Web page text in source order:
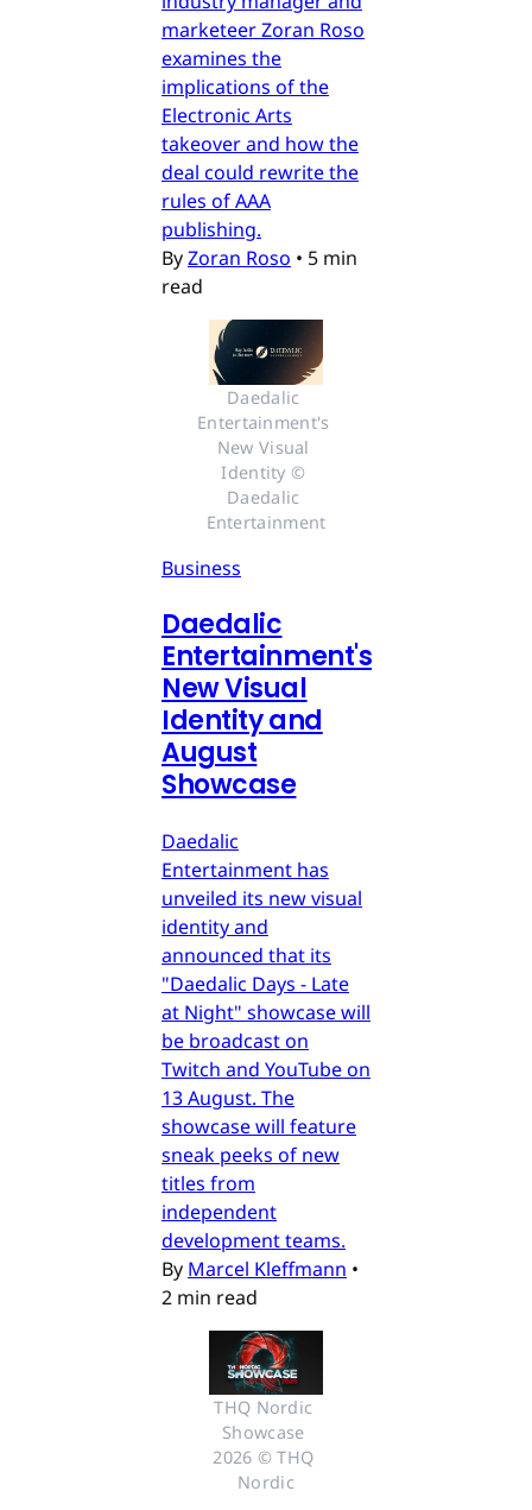
marketeer Zoran Roso
examines the
implications of the
Electronic Arts
takeover and how the
deal could rewrite the
rules of AAA
publishing.
ByZoran Roso • 5 min
read
Daedalic
Entertainment's
New Visual
Identity ©
Daedalic
Entertainment
Business
Daedalic
Entertainment's
New Visual
Identity and
August
Showcase
Daedalic
Entertainment has
unveiled its new visual
identity and
announced that its
"Daedalic Days - Late
at Night" showcase will
be broadcast on
Twitch and YouTube on
13 August. The
showcase will feature
sneak peeks of new
titles from
independent
development teams.
By Marcel Kleffmann •
2 min read
THQ Nordic
Showcase
2026 © THQ
Nordic